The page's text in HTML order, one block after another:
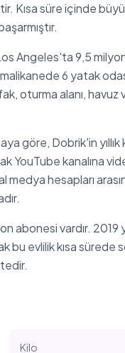
Kısa süre içinde
Angeles'ta 9,5
6 yatak
oturma alanı,
göre, Dobrik'in
YouTube kanalına
medya hesapları
abonesi vardır. 2019
bu evlilik kısa
Kilo